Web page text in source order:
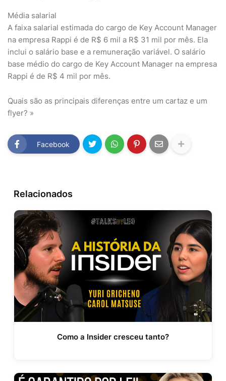
Média salarial
A faixa salarial estimada do cargo de Key Account Manager
na empresa Rappi é de R$ 6 mil a R$ 31 mil por mês. Ela
inclui o salário base e a remuneração variável. O salário
base médio do cargo de Key Account Manager na empresa
Rappi é de R$ 4 mil por mês.
Quais são as principais diferenças entre um cartaz e um
flyer? »
Facebook
Relacionados
Como a Insider cresceu tanto?